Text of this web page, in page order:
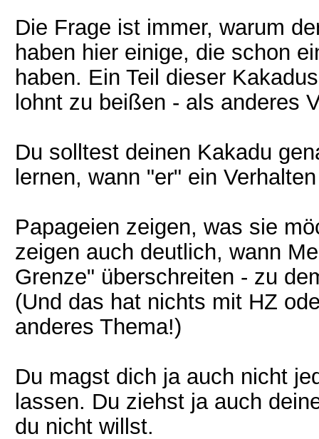
Die Frage ist immer, warum
haben hier einige, die schon
haben. Ein Teil dieser
lohnt zu beißen - als anderes
Du solltest deinen Kakadu
lernen, wann "er" ein
Papageien zeigen, was sie
zeigen auch deutlich, wann
Grenze" überschreiten - zu
(Und das hat nichts mit HZ
anderes Thema!)
Du magst dich ja auch nicht
lassen. Du ziehst ja auch
du nicht willst.